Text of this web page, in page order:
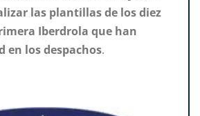
las plantillas de los diez
Iberdrola que han
en los despachos.